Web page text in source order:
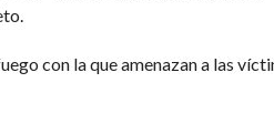
con la que amenazan a las